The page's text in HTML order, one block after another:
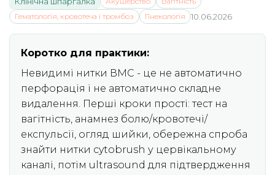
Гематологія, кровотеча і тромбоз
Гінекологія 10.06.2026
Коротко для практики:
Невидимі нитки ВМС - це не автоматично
перфорація і не автоматично складне
видалення. Перші кроки прості: тест на
вагітність, анамнез болю/кровотечі/
експульсії, огляд шийки, обережна спроба
знайти нитки cytobrush у цервікальному
каналі, потім ultrasound для підтвердження